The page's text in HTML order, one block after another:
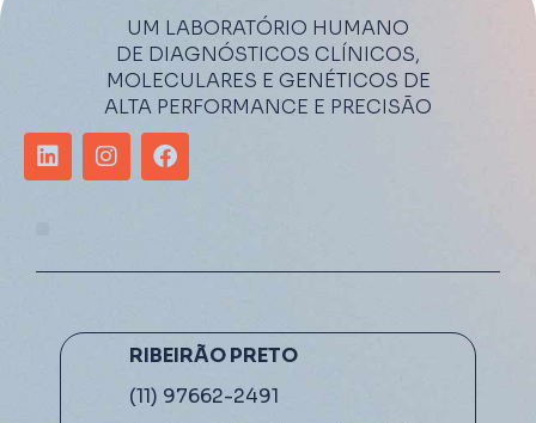
UM LABORATÓRIO HUMANO
DE DIAGNÓSTICOS CLÍNICOS,
MOLECULARES E GENÉTICOS DE
ALTA PERFORMANCE E PRECISÃO
RIBEIRÃO PRETO
(11) 97662-2491